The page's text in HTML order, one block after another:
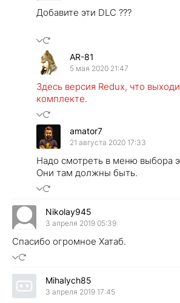
Добавите эти DLC ???
AR-81
5 мая 2020 21:47
Здесь версия Redux, что
комплекте.
amator7
21 августа 2020 17:33
Надо смотреть в меню выбора
Они там должны быть.
Nikolay945
3 апреля 2019 05:39
Спасибо огромное Хатаб.
Mihalych85
3 апреля 2019 17:45